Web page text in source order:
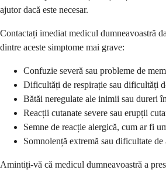
ajutor dacă este necesar.
Contactați imediat medicul dumneavoastră
dintre aceste simptome mai grave:
Confuzie severă sau probleme de
Dificultăți de respirație sau dificultăți
Bătăi neregulate ale inimii sau dureri
Reacții cutanate severe sau erupții
Semne de reacție alergică, cum ar fi
Somnolență extremă sau dificultate de
Amintiți-vă că medicul dumneavoastră a